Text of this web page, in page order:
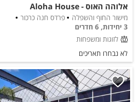
אלוהה האוס - Aloha House
מישור החוף והשפלה
פרדס חנה כרכור
3 יחידות, 6 חדרים
לזוגות ומשפחות
לא נבחרו תאריכים